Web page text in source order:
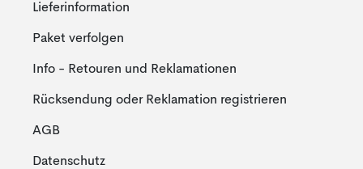
Lieferinformation
Paket verfolgen
Info - Retouren und Reklamationen
Rücksendung oder Reklamation registrieren
AGB
Datenschutz